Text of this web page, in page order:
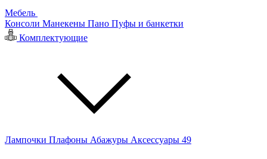
Мебель
Консоли Манекены Пано Пуфы и банкетки
Комплектующие
Лампочки Плафоны Абажуры Аксессуары 49